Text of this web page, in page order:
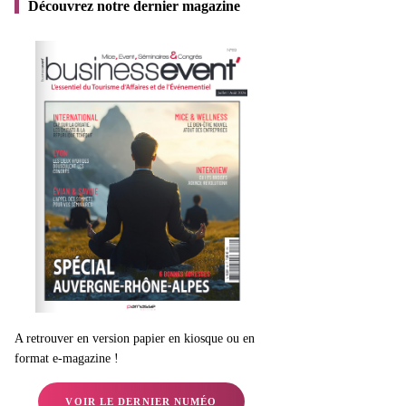
Découvrez notre dernier magazine
A retrouver en version papier en kiosque ou en
format e-magazine !
VOIR LE DERNIER NUMÉO